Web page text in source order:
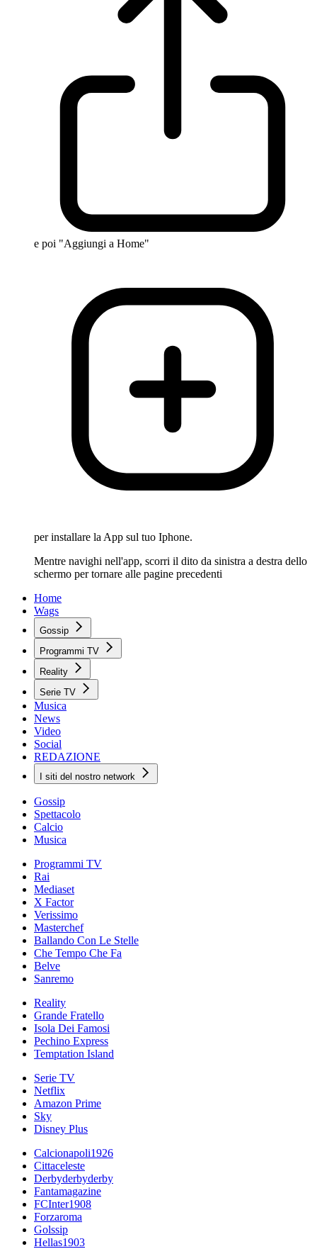
e poi "Aggiungi a Home"
per installare la App sul tuo Iphone.
Mentre navighi nell'app, scorri il dito da sinistra a destra dello
schermo per tornare alle pagine precedenti
Home
Wags
Gossip
Programmi TV
Reality
Serie TV
Musica
News
Video
Social
REDAZIONE
I siti del nostro network
Gossip
Spettacolo
Calcio
Musica
Programmi TV
Rai
Mediaset
X Factor
Verissimo
Masterchef
Ballando Con Le Stelle
Che Tempo Che Fa
Belve
Sanremo
Reality
Grande Fratello
Isola Dei Famosi
Pechino Express
Temptation Island
Serie TV
Netflix
Amazon Prime
Sky
Disney Plus
Calcionapoli1926
Cittaceleste
Derbyderbyderby
Fantamagazine
FCInter1908
Forzaroma
Golssip
Hellas1903